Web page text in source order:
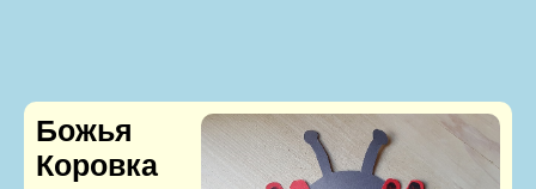
Божья
Коровка